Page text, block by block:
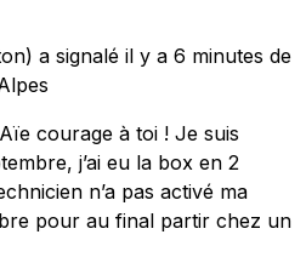
a signalé il y a 6 minutes de
courage à toi ! Je suis
j’ai eu la box en 2
n’a pas activé ma
pour au final partir chez un